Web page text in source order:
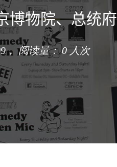
博物院、总统府
，阅读量： 0 人次